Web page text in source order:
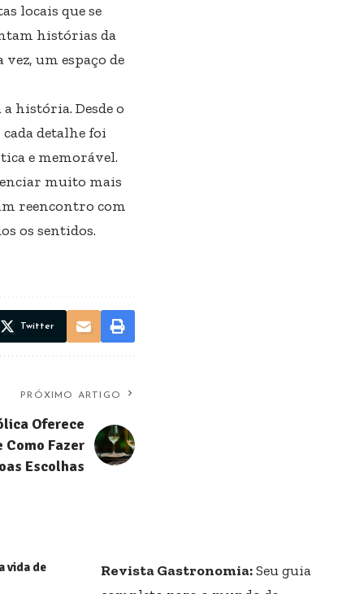
locais que se
histórias da
um espaço de
história. Desde o
detalhe foi
e memorável.
muito mais
reencontro com
os sentidos.
Twitter
PRÓXIMO ARTIGO
Oferece
Como Fazer
Escolhas
vida de Revista Gastronomia:Seu guia